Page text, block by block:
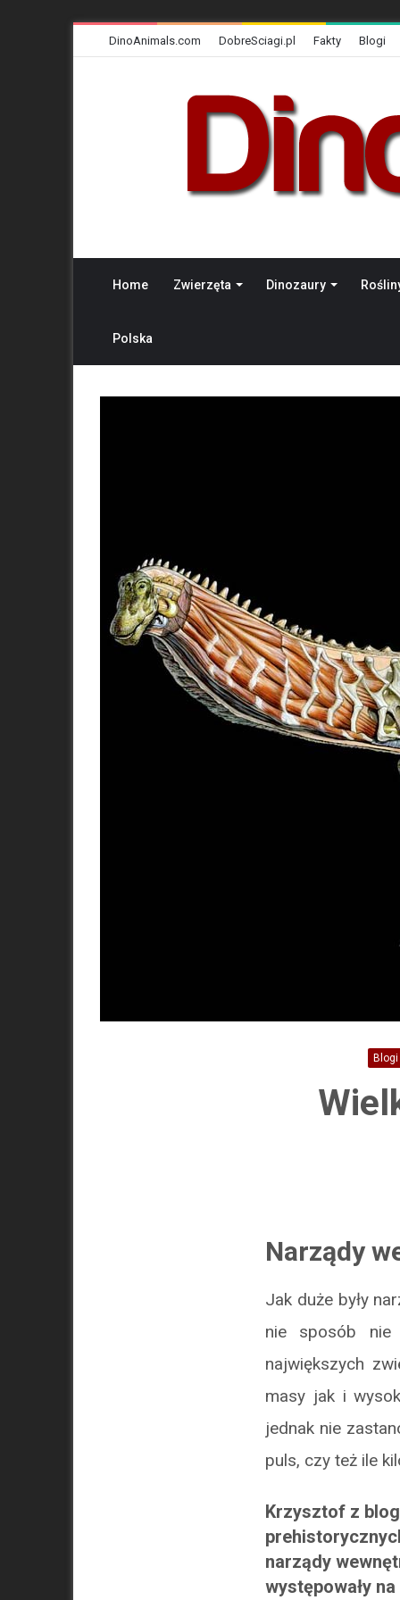
DinoAnimals.com DobreSciagi.pl Fakty Blogi
Home Zwierzęta Dinozaury
Polska
Blogi
Narządy
Jak duże były
nie sposób
największych
masy jak i
jednak nie
puls, czy też ile
Krzysztof z
narządy
występowały